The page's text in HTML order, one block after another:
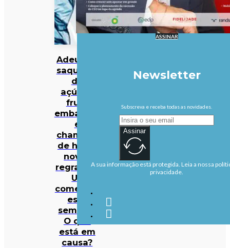
Adeus às
saquetas
de
açúcar,
fruta
embalada
e
champôs
de hotel:
novas
regras da
UE
começam
esta
semana.
O que
está em
causa?
ASSINAR
Newsletter
Subscreva e receba todas as novidades.
Assinar
A sua informação está protegida. Leia a nossa
privacidade.